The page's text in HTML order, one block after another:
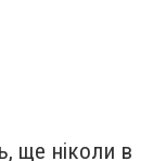
ще ніколи в